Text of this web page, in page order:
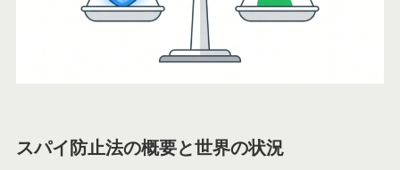
スパイ防止法の概要と世界の状況